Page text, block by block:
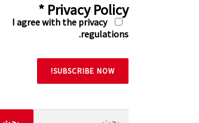
Privacy Policy
*
I agree with the privacy
regulations.